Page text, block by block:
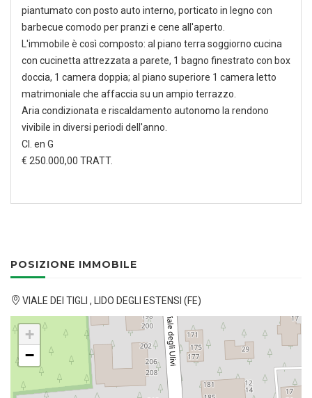
piantumato con posto auto interno, porticato in legno con
barbecue comodo per pranzi e cene all'aperto.
L'immobile è così composto: al piano terra soggiorno cucina
con cucinetta attrezzata a parete, 1 bagno finestrato con box
doccia, 1 camera doppia; al piano superiore 1 camera letto
matrimoniale che affaccia su un ampio terrazzo.
Aria condizionata e riscaldamento autonomo la rendono
vivibile in diversi periodi dell'anno.
Cl. en G
€ 250.000,00 TRATT.
POSIZIONE IMMOBILE
VIALE DEI TIGLI , LIDO DEGLI ESTENSI (FE)
+
−